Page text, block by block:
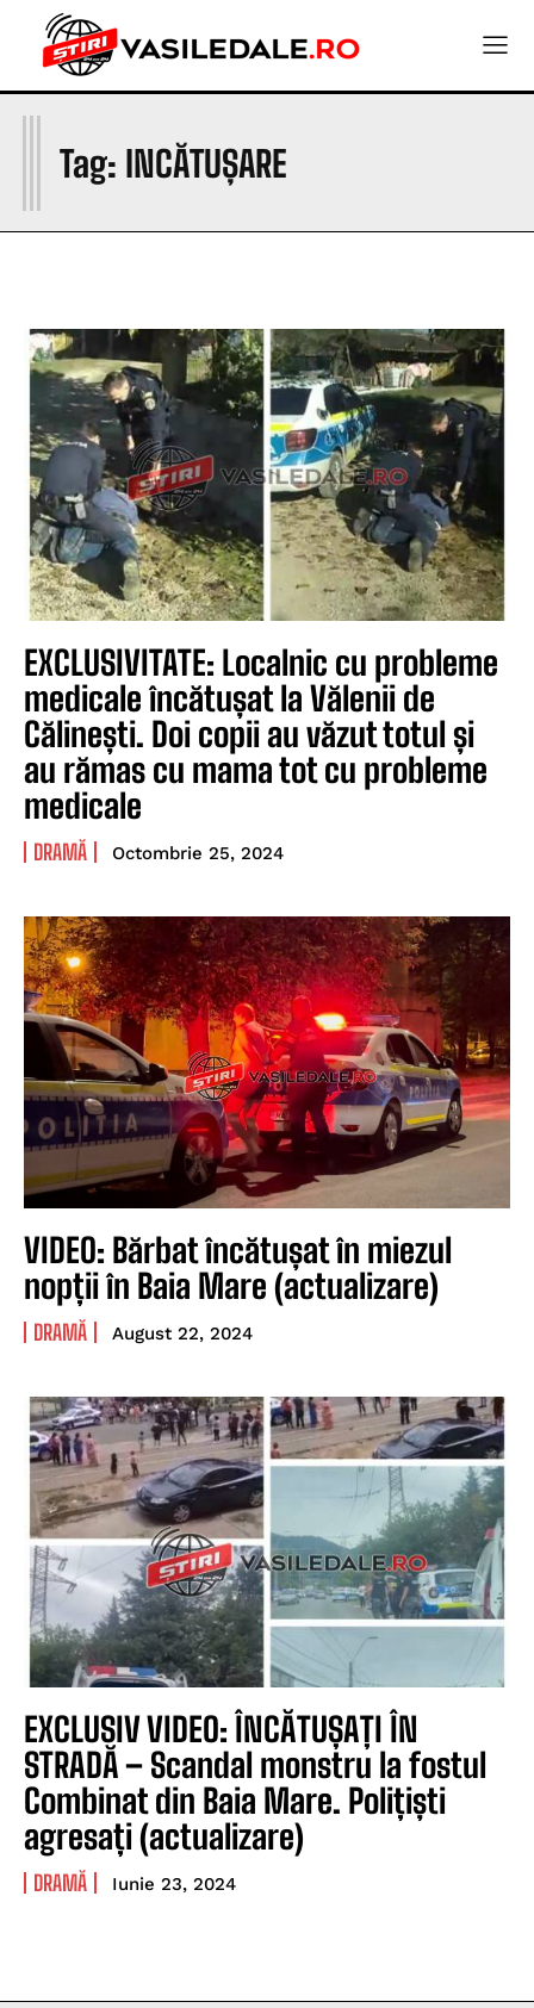
Tag: INCĂTUȘARE
I
EXCLUSIVITATE: Localnic cu probleme
medicale încătușat la Vălenii de
Călinești. Doi copii au văzut totul și
au rămas cu mama tot cu probleme
medicale
DRAMĂ Octombrie 25, 2024
VIDEO: Bărbat încătușat în miezul
nopții în Baia Mare (actualizare)
DRAMĂ August 22, 2024
EXCLUSIV VIDEO: ÎNCĂTUȘAȚI ÎN
STRADĂ – Scandal monstru la fostul
Combinat din Baia Mare. Polițiști
agresați (actualizare)
DRAMĂ Iunie 23, 2024